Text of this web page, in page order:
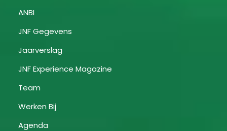
ANBI
JNF Gegevens
Jaarverslag
JNF Experience Magazine
Team
Werken Bij
Agenda